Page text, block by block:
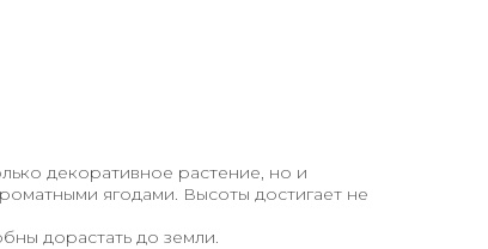
декоративное растение, но и
ягодами. Высоты достигает не
дорастать до земли.